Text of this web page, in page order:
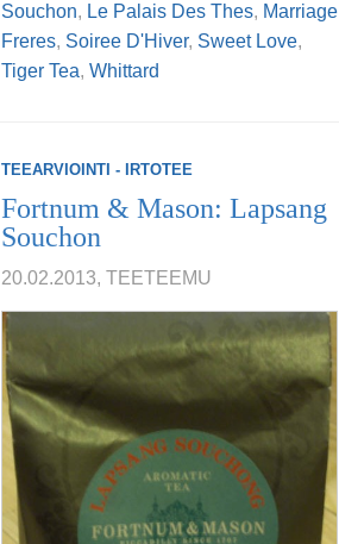
Souchon, Le Palais Des Thes, Marriage
Freres, Soiree D'Hiver, Sweet Love,
Tiger Tea, Whittard
TEEARVIOINTI - IRTOTEE
Fortnum & Mason: Lapsang
Souchon
20.02.2013, TEETEEMU